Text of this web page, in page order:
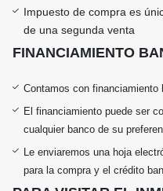
Impuesto de compra es
de una segunda venta
FINANCIAMIENTO
Contamos con financiamiento
El financiamiento puede ser
cualquier banco de su
Le enviaremos una hoja
para la compra y el crédito